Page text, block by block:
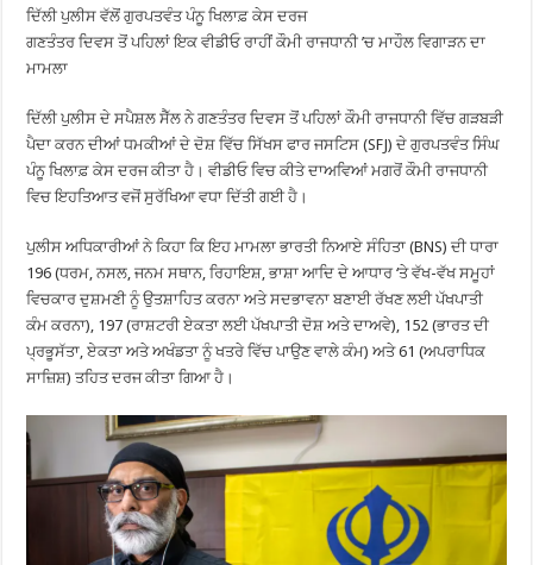
ਦਿੱਲੀ ਪੁਲੀਸ ਵੱਲੋਂ ਗੁਰਪਤਵੰਤ ਪੰਨੂ ਖਿਲਾਫ਼ ਕੇਸ ਦਰਜ
ਗਣਤੰਤਰ ਦਿਵਸ ਤੋਂ ਪਹਿਲਾਂ ਇਕ ਵੀਡੀਓ ਰਾਹੀਂ ਕੌਮੀ ਰਾਜਧਾਨੀ ’ਚ ਮਾਹੌਲ ਵਿਗਾੜਨ ਦਾ
ਮਾਮਲਾ
ਦਿੱਲੀ ਪੁਲੀਸ ਦੇ ਸਪੈਸ਼ਲ ਸੈੱਲ ਨੇ ਗਣਤੰਤਰ ਦਿਵਸ ਤੋਂ ਪਹਿਲਾਂ ਕੌਮੀ ਰਾਜਧਾਨੀ ਵਿੱਚ ਗੜਬੜੀ
ਪੈਦਾ ਕਰਨ ਦੀਆਂ ਧਮਕੀਆਂ ਦੇ ਦੋਸ਼ ਵਿੱਚ ਸਿੱਖਸ ਫਾਰ ਜਸਟਿਸ (SFJ) ਦੇ ਗੁਰਪਤਵੰਤ ਸਿੰਘ
ਪੰਨੂ ਖਿਲਾਫ਼ ਕੇਸ ਦਰਜ ਕੀਤਾ ਹੈ। ਵੀਡੀਓ ਵਿਚ ਕੀਤੇ ਦਾਅਵਿਆਂ ਮਗਰੋਂ ਕੌਮੀ ਰਾਜਧਾਨੀ
ਵਿਚ ਇਹਤਿਆਤ ਵਜੋਂ ਸੁਰੱਖਿਆ ਵਧਾ ਦਿੱਤੀ ਗਈ ਹੈ।
ਪੁਲੀਸ ਅਧਿਕਾਰੀਆਂ ਨੇ ਕਿਹਾ ਕਿ ਇਹ ਮਾਮਲਾ ਭਾਰਤੀ ਨਿਆਏ ਸੰਹਿਤਾ (BNS) ਦੀ ਧਾਰਾ
196 (ਧਰਮ, ਨਸਲ, ਜਨਮ ਸਥਾਨ, ਰਿਹਾਇਸ਼, ਭਾਸ਼ਾ ਆਦਿ ਦੇ ਆਧਾਰ ‘ਤੇ ਵੱਖ-ਵੱਖ ਸਮੂਹਾਂ
ਵਿਚਕਾਰ ਦੁਸ਼ਮਣੀ ਨੂੰ ਉਤਸ਼ਾਹਿਤ ਕਰਨਾ ਅਤੇ ਸਦਭਾਵਨਾ ਬਣਾਈ ਰੱਖਣ ਲਈ ਪੱਖਪਾਤੀ
ਕੰਮ ਕਰਨਾ), 197 (ਰਾਸ਼ਟਰੀ ਏਕਤਾ ਲਈ ਪੱਖਪਾਤੀ ਦੋਸ਼ ਅਤੇ ਦਾਅਵੇ), 152 (ਭਾਰਤ ਦੀ
ਪ੍ਰਭੂਸੱਤਾ, ਏਕਤਾ ਅਤੇ ਅਖੰਡਤਾ ਨੂੰ ਖਤਰੇ ਵਿੱਚ ਪਾਉਣ ਵਾਲੇ ਕੰਮ) ਅਤੇ 61 (ਅਪਰਾਧਿਕ
ਸਾਜ਼ਿਸ਼) ਤਹਿਤ ਦਰਜ ਕੀਤਾ ਗਿਆ ਹੈ।